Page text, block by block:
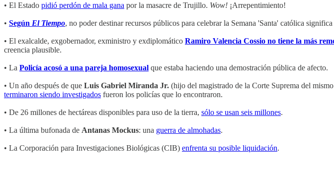
• El Estado pidió perdón de mala gana por la masacre de Trujillo. Wow! ¡Arrepentimiento!
• Según El Tiempo, no poder destinar recursos públicos para celebrar la Semana 'Santa' católica
• El exalcalde, exgobernador, exministro y exdiplomático Ramiro Valencia Cossio no tiene la más
creencia plausible.
• La Policía acosó a una pareja homosexual que estaba haciendo una demostración pública de afecto.
• Un año después de que Luis Gabriel Miranda Jr. (hijo del magistrado de la Corte Suprema del
terminaron siendo investigados fueron los policías que lo encontraron.
• De 26 millones de hectáreas disponibles para uso de la tierra, sólo se usan seis millones.
• La última bufonada de Antanas Mockus: una guerra de almohadas.
• La Corporación para Investigaciones Biológicas (CIB) enfrenta su posible liquidación.